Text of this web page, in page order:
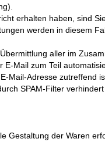
erhalten haben, sind
werden in diesem
aller im
Mail zum Teil
Mail-Adresse zutreffend
SPAM-Filter verhindert
Gestaltung der Waren